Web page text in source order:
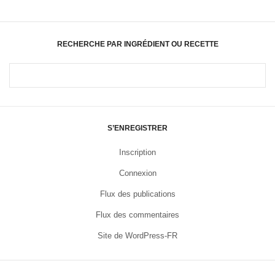
RECHERCHE PAR INGRÉDIENT OU RECETTE
S’ENREGISTRER
Inscription
Connexion
Flux des publications
Flux des commentaires
Site de WordPress-FR